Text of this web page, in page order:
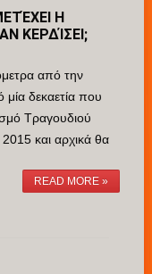
Η
ΚΕΡΔΊΣΕΙ;
από την
δεκαετία που
Τραγουδιού
και αρχικά θα
READ MORE »